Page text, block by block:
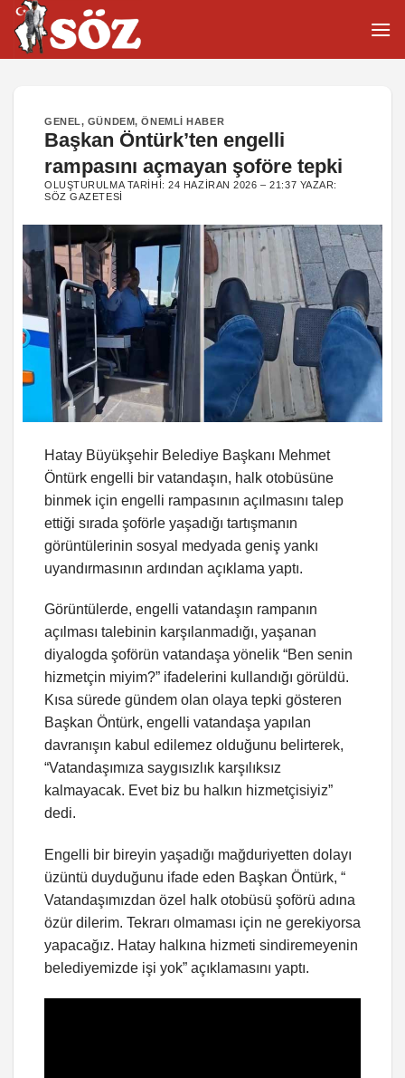
İçeriğe
atla
GENEL, GÜNDEM,ÖNEMLI HABER
Başkan Öntürk’ten engelli
rampasını açmayan şoföre tepki
OLUŞTURULMA TARIHI:24 HAZIRAN 2026 – 21:37 YAZAR:
SÖZ GAZETESI
Hatay Büyükşehir Belediye Başkanı Mehmet
Öntürk engelli bir vatandaşın, halk otobüsüne
binmek için engelli rampasının açılmasını talep
ettiği sırada şoförle yaşadığı tartışmanın
görüntülerinin sosyal medyada geniş yankı
uyandırmasının ardından açıklama yaptı.
Görüntülerde, engelli vatandaşın rampanın
açılması talebinin karşılanmadığı, yaşanan
diyalogda şoförün vatandaşa yönelik “Ben senin
hizmetçin miyim?” ifadelerini kullandığı görüldü.
Kısa sürede gündem olan olaya tepki gösteren
Başkan Öntürk, engelli vatandaşa yapılan
davranışın kabul edilemez olduğunu belirterek,
“Vatandaşımıza saygısızlık karşılıksız
kalmayacak. Evet biz bu halkın hizmetçisiyiz”
dedi.
Engelli bir bireyin yaşadığı mağduriyetten dolayı
üzüntü duyduğunu ifade eden Başkan Öntürk, “
Vatandaşımızdan özel halk otobüsü şoförü adına
özür dilerim. Tekrarı olmaması için ne gerekiyorsa
yapacağız. Hatay halkına hizmeti sindiremeyenin
belediyemizde işi yok” açıklamasını yaptı.